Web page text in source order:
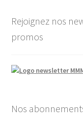
Rejoignez nos
promos
Nos